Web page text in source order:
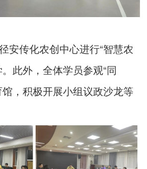
安传化农创中心进行“智慧农
此外，全体学员参观“同
，积极开展小组议政沙龙等